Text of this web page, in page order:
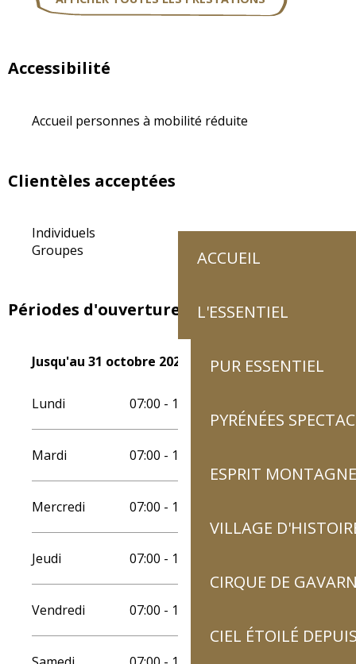
ACCUEIL
L'ESSENTIEL
PUR ESSENTIEL
PYRÉNÉES
ESPRIT MONTAGNE
VILLAGE
CIRQUE DE
CIEL ÉTOILÉ
Accessibilité
Accueil personnes à mobilité réduite
Clientèles acceptées
Individuels
Groupes
Périodes d'ouverture
Du30 mars 2026au31 octobre 2026
Jusqu'au 31 octobre 2026
Lundi 07:00 - 13:00
Mardi 07:00 - 13:00
Mercredi 07:00 - 13:00
Jeudi 07:00 - 13:00
Vendredi 07:00 - 13:00